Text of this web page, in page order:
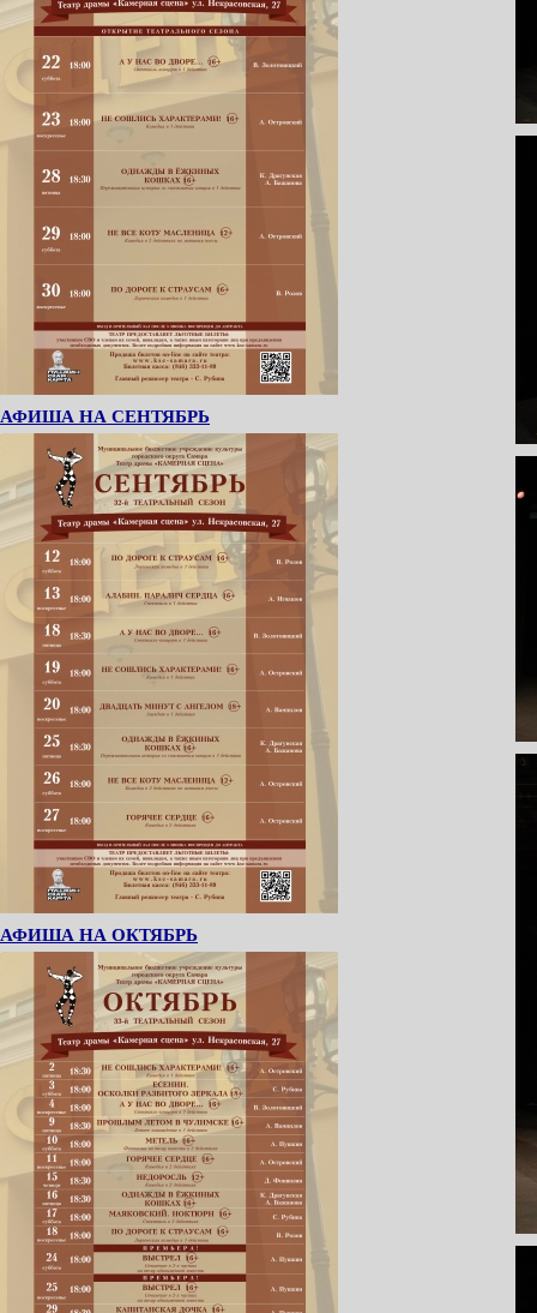
АФИША НА СЕНТЯБРЬ
АФИША НА ОКТЯБРЬ